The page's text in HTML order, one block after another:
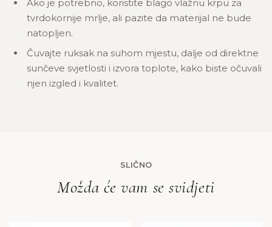
Ako je potrebno, koristite blago vlažnu krpu za
tvrdokornije mrlje, ali pazite da materijal ne bude
natopljen.
Čuvajte ruksak na suhom mjestu, dalje od direktne
sunčeve svjetlosti i izvora toplote, kako biste očuvali
njen izgled i kvalitet.
SLIČNO
Možda će vam se svidjeti